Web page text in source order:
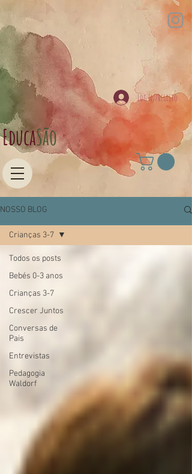
Log In/Registo
Educa​São
NOSSO BLOG
Todos os posts
Bebés 0-3 anos
Crianças 3-7
Crescer Juntos
Conversas de
Pais
Entrevistas
Pedagogia
Waldorf
Crianças 3-7